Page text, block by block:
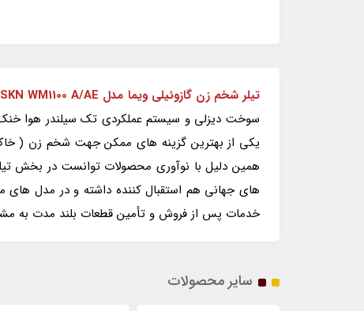
تیلر شخم زن گازوئیلی ویما مدل SKN WM1100 A/AE
یکی از بهترین گزینه های ممکن جهت شخم زن ( خاک
همین دلیل با نوآوری محصولات توانست در بخش تیلر
های جهانی هم استقبال کننده داشته و در مدل
خدمات پس از فروش و تأمین قطعات بلند مدت به
سایر محصولات